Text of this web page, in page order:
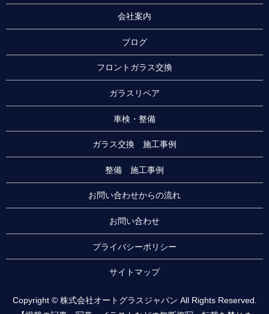
会社案内
ブログ
フロントガラス交換
ガラスリペア
車検・整備
ガラス交換 施工事例
整備 施工事例
お問い合わせからの流れ
お問い合わせ
プライバシーポリシー
サイトマップ
Copyright © 株式会社オートグラスジャパン All Rights Reserved.